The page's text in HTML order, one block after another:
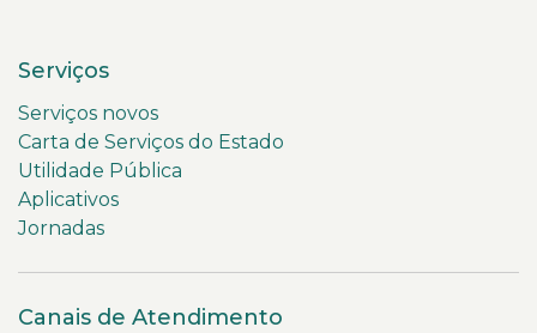
Serviços
Serviços novos
Carta de Serviços do Estado
Utilidade Pública
Aplicativos
Jornadas
Canais de Atendimento